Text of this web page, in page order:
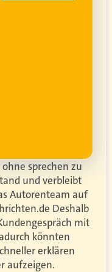
sprechen zu
und verbleibt
Autorenteam auf
Deshalb
mit
könnten
erklären
aufzeigen.